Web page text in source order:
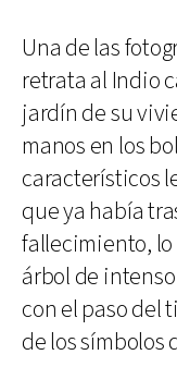
Una de las
retrata al Indio
jardín de su
manos en los
característicos
que ya había
fallecimiento,
árbol de
con el paso del
de los símbolos